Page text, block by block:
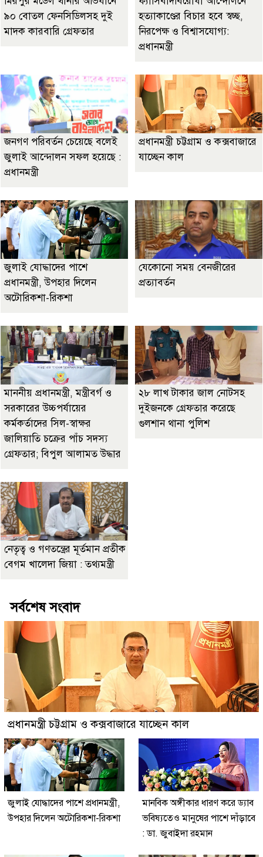
৯০ বোতল ফেনসিডিলসহ দুই
মাদক কারবারি গ্রেফতার
হত্যাকাণ্ডের বিচার হবে স্বচ্ছ,
নিরপেক্ষ ও বিশ্বাসযোগ্য:
প্রধানমন্ত্রী
জনগণ পরিবর্তন চেয়েছে বলেই
জুলাই আন্দোলন সফল হয়েছে :
প্রধানমন্ত্রী
প্রধানমন্ত্রী চট্টগ্রাম ও কক্সবাজারে
যাচ্ছেন কাল
জুলাই যোদ্ধাদের পাশে
প্রধানমন্ত্রী, উপহার দিলেন
অটোরিকশা-রিকশা
যেকোনো সময় বেনজীরের
প্রত্যাবর্তন
মাননীয় প্রধানমন্ত্রী, মন্ত্রীবর্গ ও
সরকারের উচ্চপর্যায়ের
কর্মকর্তাদের সিল-স্বাক্ষর
জালিয়াতি চক্রের পাঁচ সদস্য
গ্রেফতার; বিপুল আলামত উদ্ধার
২৮ লাখ টাকার জাল নোটসহ
দুইজনকে গ্রেফতার করেছে
গুলশান থানা পুলিশ
নেতৃত্ব ও গণতন্ত্রের মূর্তমান প্রতীক
বেগম খালেদা জিয়া : তথ্যমন্ত্রী
সর্বশেষ সংবাদ
প্রধানমন্ত্রী চট্টগ্রাম ও কক্সবাজারে যাচ্ছেন কাল
জুলাই যোদ্ধাদের পাশে প্রধানমন্ত্রী,
উপহার দিলেন অটোরিকশা-রিকশা
মানবিক অঙ্গীকার ধারণ করে ড্যাব
ভবিষ্যতেও মানুষের পাশে দাঁড়াবে
: ডা. জুবাইদা রহমান